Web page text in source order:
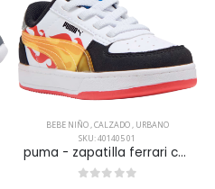
BEBE NIÑO,CALZADO, URBANO
SKU: 401405 01
puma - zapatilla ferrari caven 2.0 niño infante